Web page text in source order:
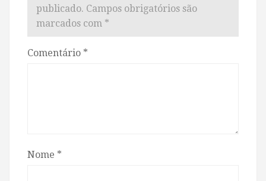
publicado. Campos obrigatórios são
marcados com *
Comentário *
Nome *